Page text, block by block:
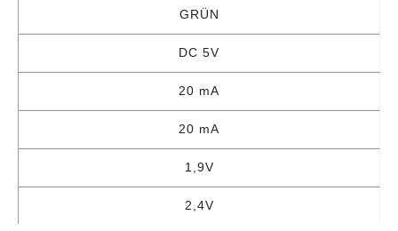
GRÜN
DC 5V
20 mA
20 mA
1,9V
2,4V